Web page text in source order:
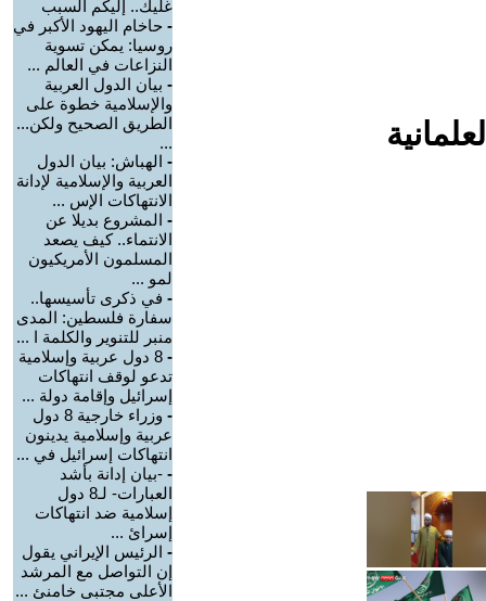
غليك.. إليكم السبب
- حاخام اليهود الأكبر في
روسيا: يمكن تسوية
النزاعات في العالم ...
- بيان الدول العربية
والإسلامية خطوة على
الطريق الصحيح ولكن...
...
- الهباش: بيان الدول
العربية والإسلامية لإدانة
الانتهاكات الإس ...
- المشروع بديلا عن
الانتماء.. كيف يصعد
المسلمون الأمريكيون
لمو ...
- في ذكرى تأسيسها..
سفارة فلسطين: المدى
منبر للتنوير والكلمة ا ...
-
8 دول عربية وإسلامية
تدعو لوقف انتهاكات
إسرائيل وإقامة دولة ...
-
وزراء خارجية 8 دول
عربية وإسلامية يدينون
انتهاكات إسرائيل في ...
- -بيان إدانة بأشد
العبارات- لـ8 دول
إسلامية ضد انتهاكات
إسرائ ...
- الرئيس الإيراني يقول
إن التواصل مع المرشد
الأعلى مجتبى خامنئ ...